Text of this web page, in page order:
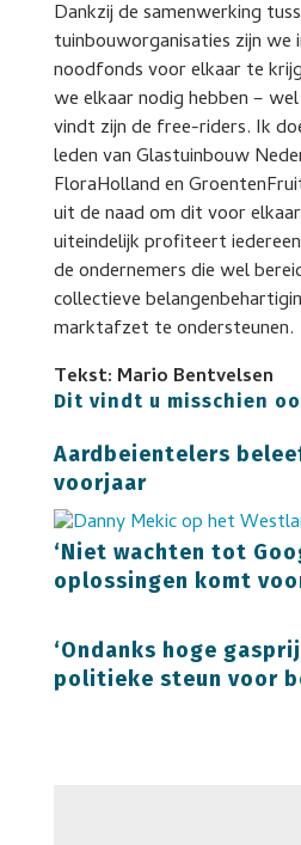
Dankzij de samenwerking
tuinbouworganisaties zijn
noodfonds voor elkaar te
we elkaar nodig hebben –
vindt zijn de free-riders. Ik
leden van Glastuinbouw
FloraHolland en
uit de naad om dit voor
uiteindelijk profiteert
de ondernemers die wel
collectieve
marktafzet te ondersteunen.
Tekst: Mario Bentvelsen
Dit vindt u misschien
Aardbeientelers
voorjaar
‘Niet wachten tot
oplossingen komt
‘Ondanks hoge
politieke steun voor